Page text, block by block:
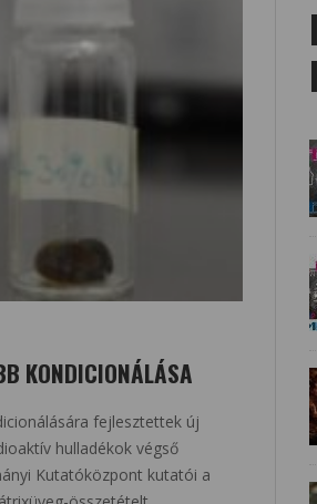
KONDICIONÁLÁSA
fejlesztettek új
hulladékok végső
Kutatóközpont kutatói a